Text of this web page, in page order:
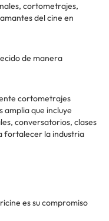
cortometrajes,
del cine en
de manera
cortometrajes
amplia que incluye
conversatorios, clases
fortalecer la industria
es su compromiso